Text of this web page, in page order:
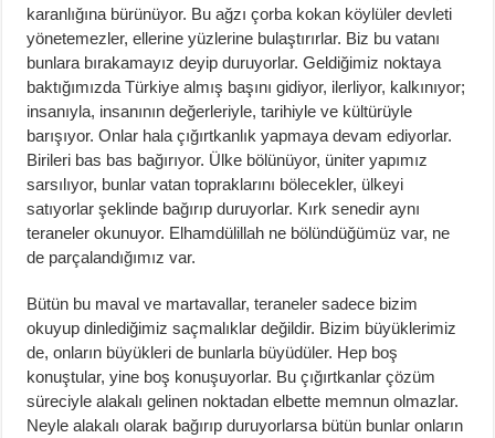
karanlığına bürünüyor. Bu ağzı çorba kokan köylüler devleti
yönetemezler, ellerine yüzlerine bulaştırırlar. Biz bu vatanı
bunlara bırakamayız deyip duruyorlar. Geldiğimiz noktaya
baktığımızda Türkiye almış başını gidiyor, ilerliyor, kalkınıyor;
insanıyla, insanının değerleriyle, tarihiyle ve kültürüyle
barışıyor. Onlar hala çığırtkanlık yapmaya devam ediyorlar.
Birileri bas bas bağırıyor. Ülke bölünüyor, üniter yapımız
sarsılıyor, bunlar vatan topraklarını bölecekler, ülkeyi
satıyorlar şeklinde bağırıp duruyorlar. Kırk senedir aynı
teraneler okunuyor. Elhamdülillah ne bölündüğümüz var, ne
de parçalandığımız var.
Bütün bu maval ve martavallar, teraneler sadece bizim
okuyup dinlediğimiz saçmalıklar değildir. Bizim büyüklerimiz
de, onların büyükleri de bunlarla büyüdüler. Hep boş
konuştular, yine boş konuşuyorlar. Bu çığırtkanlar çözüm
süreciyle alakalı gelinen noktadan elbette memnun olmazlar.
Neyle alakalı olarak bağırıp duruyorlarsa bütün bunlar onların